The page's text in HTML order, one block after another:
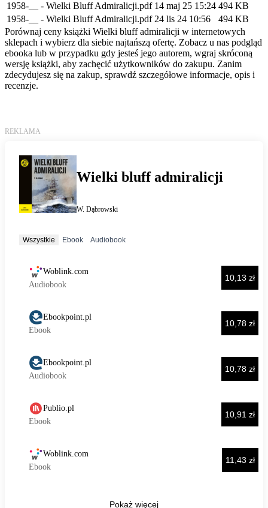
1958-__ - Wielki Bluff Admiralicji.pdf 14 maj 25 15:24 494 KB
1958-__ - Wielki Bluff Admiralicji.pdf 24 lis 24 10:56
494 KB
Porównaj ceny książki Wielki bluff admiralicji w internetowych
sklepach i wybierz dla siebie najtańszą ofertę. Zobacz u nas podgląd
ebooka lub w przypadku gdy jesteś jego autorem, wgraj skróconą
wersję książki, aby zachęcić użytkowników do zakupu. Zanim
zdecydujesz się na zakup, sprawdź szczegółowe informacje, opis i
recenzje.